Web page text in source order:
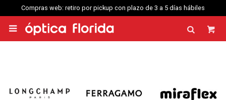
Compras web: retiro por pickup con plazo de 3 a 5 días hábiles
